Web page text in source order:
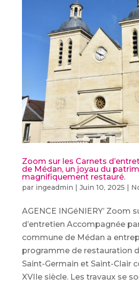
Zoom sur les Carnets
de Médan, un joyau du
magnifiquement restauré.
par ingeadmin | Juin 10, 2025 |
AGENCE INGéNIERY’ Zoom
d’entretien Accompagnée par
commune de Médan a
programme de restauration
Saint-Germain et Saint-Clair
XVIIe siècle. Les travaux se